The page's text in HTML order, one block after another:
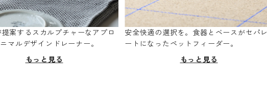
案するスカルプチャーなアプロ
マルデザインドレーナー。
もっと見る
安全快適の選択を。食器とベースがセパレ
ートになったペットフィーダー。
もっと見る